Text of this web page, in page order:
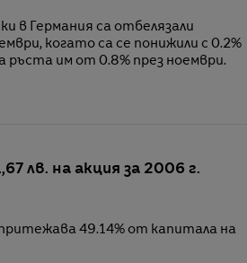
в Германия са отбелязали
когато са се понижили с 0.2%
ръста им от 0.8% през ноември.
лв. на акция за 2006 г.
49.14% от капитала на